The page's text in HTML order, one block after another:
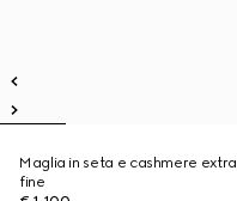
Maglia in seta e cashmere extra
fine